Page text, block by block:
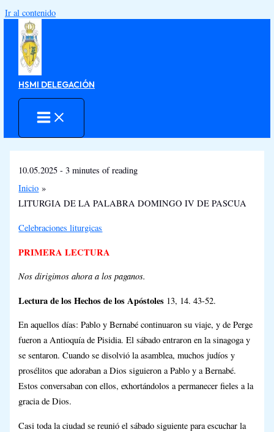
Ir al contenido
HSMI DELEGACIÓN
10.05.2025-3 minutes of reading
Inicio
LITURGIA DE LA PALABRA DOMINGO IV DE PASCUA
Celebraciones liturgicas
PRIMERA LECTURA
Nos dirigimos ahora a los paganos.
Lectura de los Hechos de los Apóstoles 13, 14. 43-52.
En aquellos días: Pablo y Bernabé continuaron su viaje, y de Perge
fueron a Antioquía de Pisidia. El sábado entraron en la sinagoga y
se sentaron. Cuando se disolvió la asamblea, muchos judíos y
prosélitos que adoraban a Dios siguieron a Pablo y a Bernabé.
Estos conversaban con ellos, exhortándolos a permanecer fieles a la
gracia de Dios.
Casi toda la ciudad se reunió el sábado siguiente para escuchar la